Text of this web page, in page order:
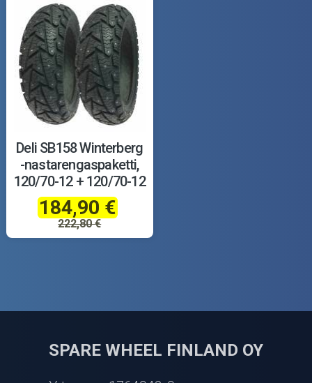
Deli SB158 Winterberg
-nastarengaspaketti,
120/70-12 + 120/70-12
184,90 €
222,80 €
SPARE WHEEL FINLAND OY